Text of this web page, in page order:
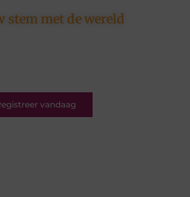
stem met de wereld
vandaag